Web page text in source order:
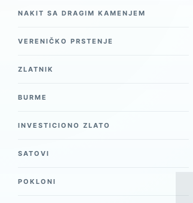
NAKIT SA DRAGIM KAMENJEM
VERENIČKO PRSTENJE
ZLATNIK
BURME
INVESTICIONO ZLATO
SATOVI
POKLONI